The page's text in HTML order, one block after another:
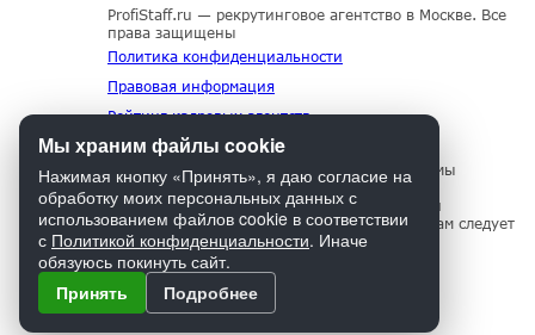
ProfiStaff.ru — рекрутинговое агентство в Москве. Все
права защищены
Политика конфиденциальности
Правовая информация
Рейтинг кадровых агентств
Для нормального функционирования сайта мы
используем технологию Cookies, собираем
информацию об IP адресе и местоположении
посетителей. Если Вы не согласны с этим, Вам следует
прекратить пользование сайтом.
Мы храним файлы cookie
Нажимая кнопку «Принять», я даю согласие на
обработку моих персональных данных с
использованием файлов cookie в соответствии
с Политикой конфиденциальности. Иначе
обязуюсь покинуть сайт.
Принять
Подробнее